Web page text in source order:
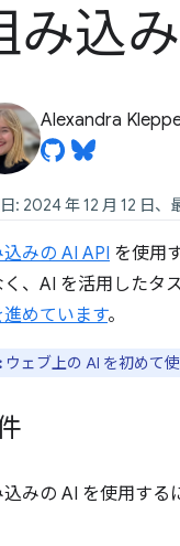
み込
Alexandra
: 2024 年 12 月 12 日
みの AI API を使用
く、AI を活用したタ
進めています。
ウェブ上の AI を初めて
みの AI を使用する